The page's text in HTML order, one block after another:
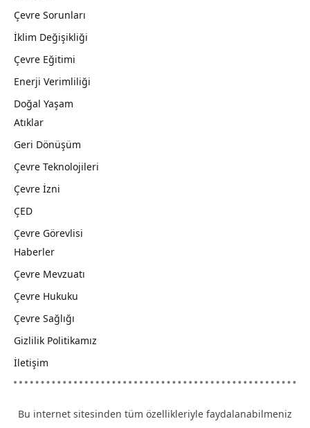
Çevre Sorunları
İklim Değişikliği
Çevre Eğitimi
Enerji Verimliliği
Doğal Yaşam
Atıklar
Geri Dönüşüm
Çevre Teknolojileri
Çevre İzni
ÇED
Çevre Görevlisi
Haberler
Çevre Mevzuatı
Çevre Hukuku
Çevre Sağlığı
Gizlilik Politikamız
İletişim
Bu internet sitesinden tüm özellikleriyle faydalanabilmeniz